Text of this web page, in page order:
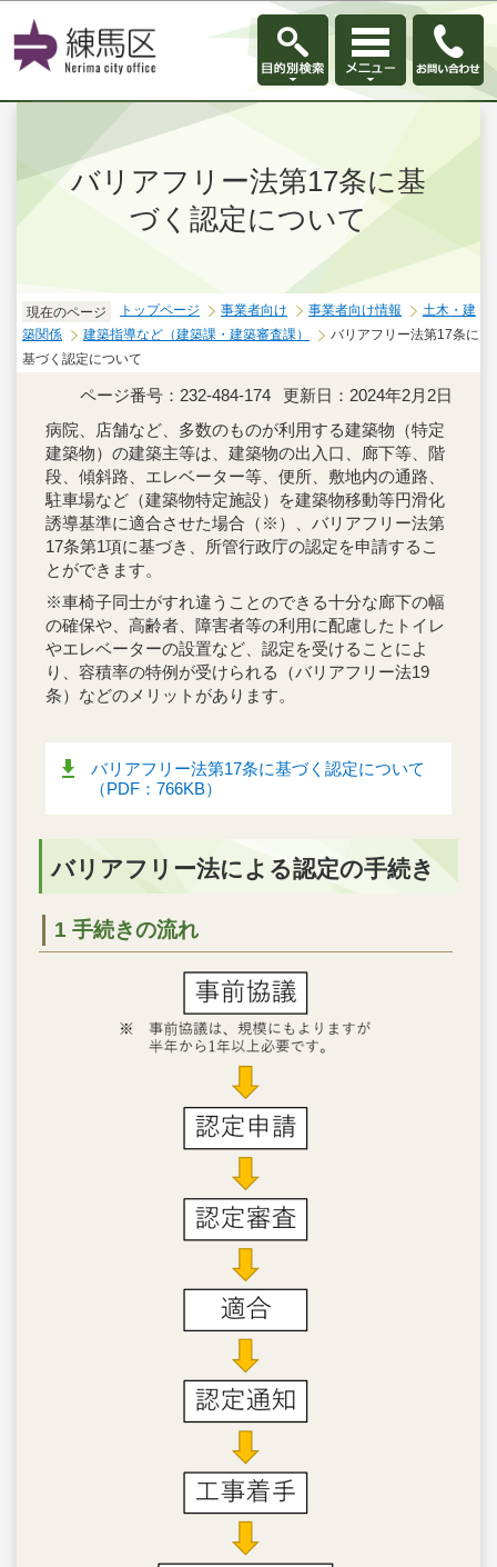
このページの本文へ移動
バリアフリー法第17条に基
づく認定について
現在のページ トップページ 事業者向け 事業者向け情報
土木・建
築関係
建築指導など（建築課・建築審査課）
バリアフリー法第17条に
基づく認定について
ページ番号：232-484-174
更新日：2024年2月2日
病院、店舗など、多数のものが利用する建築物（特定
建築物）の建築主等は、建築物の出入口、廊下等、階
段、傾斜路、エレベーター等、便所、敷地内の通路、
駐車場など（建築物特定施設）を建築物移動等円滑化
誘導基準に適合させた場合（※）、バリアフリー法第
17条第1項に基づき、所管行政庁の認定を申請するこ
とができます。
※車椅子同士がすれ違うことのできる十分な廊下の幅
の確保や、高齢者、障害者等の利用に配慮したトイレ
やエレベーターの設置など、認定を受けることによ
り、容積率の特例が受けられる（バリアフリー法19
条）などのメリットがあります。
バリアフリー法第17条に基づく認定について
（PDF：766KB）
バリアフリー法による認定の手続き
1 手続きの流れ